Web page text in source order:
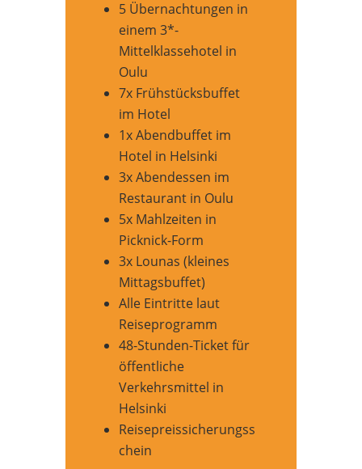
5 Übernachtungen in
einem 3*-
Mittelklassehotel in
Oulu
7x Frühstücksbuffet
im Hotel
1x Abendbuffet im
Hotel in Helsinki
3x Abendessen im
Restaurant in Oulu
5x Mahlzeiten in
Picknick-Form
3x Lounas (kleines
Mittagsbuffet)
Alle Eintritte laut
Reiseprogramm
48-Stunden-Ticket für
öffentliche
Verkehrsmittel in
Helsinki
Reisepreissicherungss
chein